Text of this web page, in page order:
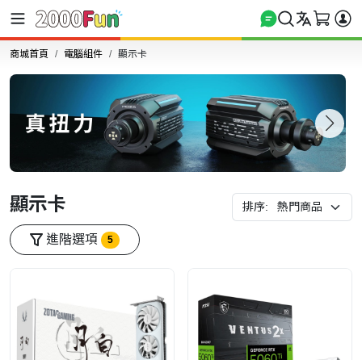
商城首頁 電腦組件 顯示卡
顯示卡 排序:
進階選項 5